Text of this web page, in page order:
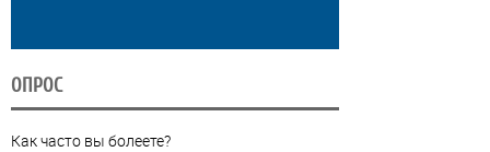
ОПРОС
Как часто вы болеете?